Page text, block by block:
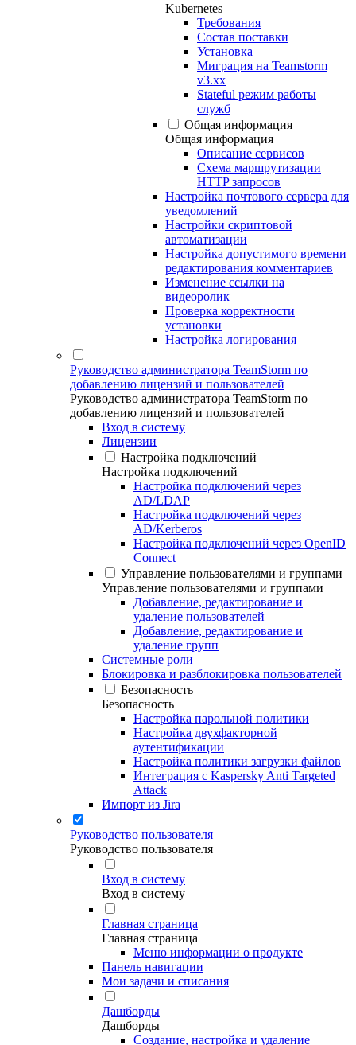
Kubernetes
Требования
Состав поставки
Установка
Миграция на Teamstorm
v3.xx
Stateful режим работы
служб
Общая информация
Общая информация
Описание сервисов
Схема маршрутизации
HTTP запросов
Настройка почтового сервера для
уведомлений
Настройки скриптовой
автоматизации
Настройка допустимого времени
редактирования комментариев
Изменение ссылки на
видеоролик
Проверка корректности
установки
Настройка логирования
Руководство администратора TeamStorm по
добавлению лицензий и пользователей
Руководство администратора TeamStorm по
добавлению лицензий и пользователей
Вход в систему
Лицензии
Настройка подключений
Настройка подключений
Настройка подключений через
AD/LDAP
Настройка подключений через
AD/Kerberos
Настройка подключений через OpenID
Connect
Управление пользователями и группами
Управление пользователями и группами
Добавление, редактирование и
удаление пользователей
Добавление, редактирование и
удаление групп
Системные роли
Блокировка и разблокировка пользователей
Безопасность
Безопасность
Настройка парольной политики
Настройка двухфакторной
аутентификации
Настройка политики загрузки файлов
Интеграция с Kaspersky Anti Targeted
Attack
Импорт из Jira
Руководство пользователя
Руководство пользователя
Вход в систему
Вход в систему
Главная страница
Главная страница
Меню информации о продукте
Панель навигации
Мои задачи и списания
Дашборды
Дашборды
Создание, настройка и удаление